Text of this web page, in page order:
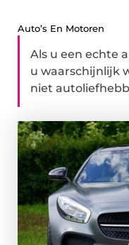
Auto’s En Motoren
Als u een echte
u waarschijnlijk
niet